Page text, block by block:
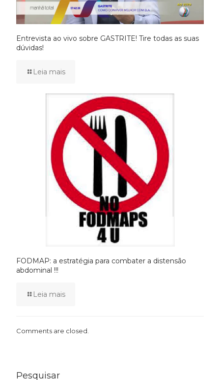
Entrevista ao vivo sobre GASTRITE! Tire todas as suas
dúvidas!
Leia mais
FODMAP: a estratégia para combater a distensão
abdominal !!!
Leia mais
Comments are closed.
Pesquisar